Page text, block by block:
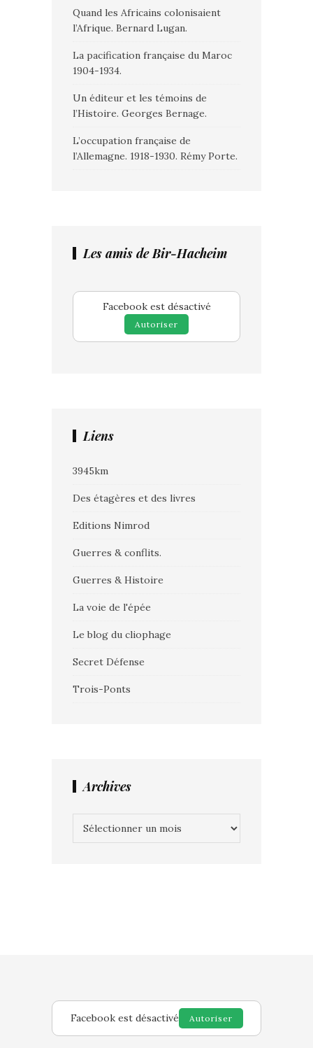
Quand les Africains colonisaient
l’Afrique. Bernard Lugan.
La pacification française du Maroc
1904-1934.
Un éditeur et les témoins de
l’Histoire. Georges Bernage.
L’occupation française de
l’Allemagne. 1918-1930. Rémy Porte.
Les amis de Bir-Hacheim
Facebook est désactivé
Autoriser
Liens
3945km
Des étagères et des livres
Editions Nimrod
Guerres & conflits.
Guerres & Histoire
La voie de l'épée
Le blog du cliophage
Secret Défense
Trois-Ponts
Archives
Facebook est désactivé Autoriser